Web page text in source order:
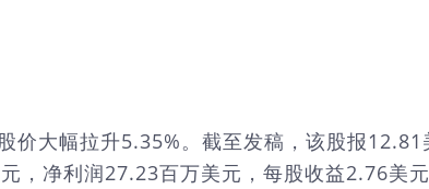
大幅拉升5.35%。截至发稿，该股报
，净利润27.23百万美元，每股收益2.76美